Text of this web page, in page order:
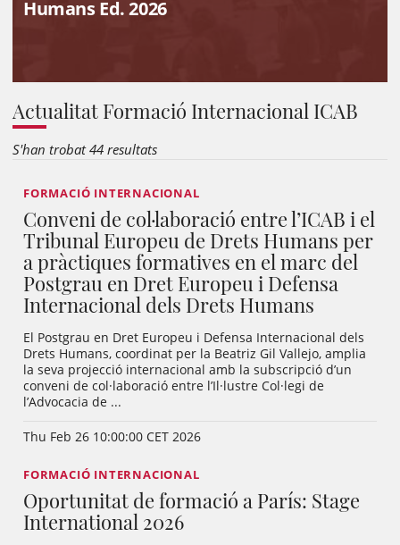
Humans Ed. 2026
Actualitat Formació Internacional ICAB
S'han trobat 44 resultats
FORMACIÓ INTERNACIONAL
Conveni de col·laboració entre l’ICAB i el
Tribunal Europeu de Drets Humans per
a pràctiques formatives en el marc del
Postgrau en Dret Europeu i Defensa
Internacional dels Drets Humans
El Postgrau en Dret Europeu i Defensa Internacional dels
Drets Humans, coordinat per la Beatriz Gil Vallejo, amplia
la seva projecció internacional amb la subscripció d’un
conveni de col·laboració entre l’Il·lustre Col·legi de
l’Advocacia de ...
Thu Feb 26 10:00:00 CET 2026
FORMACIÓ INTERNACIONAL
Oportunitat de formació a París: Stage
International 2026